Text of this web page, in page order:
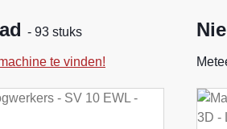
- 93 stuks
te vinden!